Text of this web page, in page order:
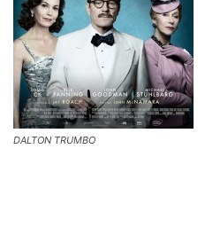
DALTON TRUMBO